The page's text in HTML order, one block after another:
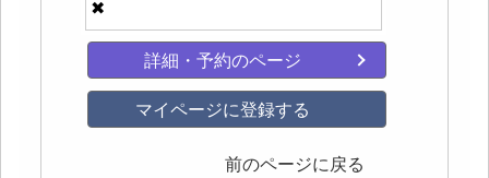
✖
詳細・予約のページ
マイページに登録する
前のページに戻る